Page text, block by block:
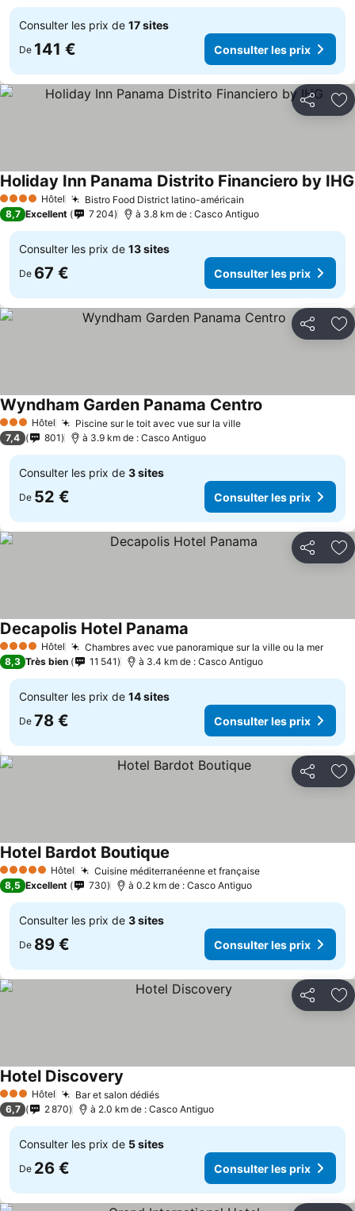
Consulter les prix de 17 sites
De 141 € Consulter les prix
Partager
4 Étoiles Hôtel Bistro Food District latino-américain
Holiday Inn Panama Distrito Financiero by IHG
8,7 Excellent 7 204 à 3.8 km de : Casco Antiguo
Consulter les prix de 13 sites
De 67 € Consulter les prix
Partager
3 ÉtoilesHôtel Piscine sur le toit avec vue sur la villeConsulter les prix
Wyndham Garden Panama Centro
7,4 801 à 3.9 km de : Casco Antiguo
Consulter les prix de 3 sites
De 52 € Consulter les prix
Partager
4 Étoiles Hôtel Chambres avec vue panoramique sur la ville ou la mer
Decapolis Hotel Panama
8,3 Très bien 11 541 à 3.4 km de : Casco Antiguo
Consulter les prix de 14 sites
De 78 € Consulter les prix
Partager
5 Étoiles Hôtel Cuisine méditerranéenne et françaiseConsulter les
Hotel Bardot Boutique
8,5 Excellent 730 à 0.2 km de : Casco Antiguo
Consulter les prix de 3 sites
De 89 € Consulter les prix
Partager
3 ÉtoilesHôtel Bar et salon dédiésConsulter les prix
Hotel Discovery
6,7 2 870 à 2.0 km de : Casco Antiguo
Consulter les prix de 5 sites
De 26 € Consulter les prix